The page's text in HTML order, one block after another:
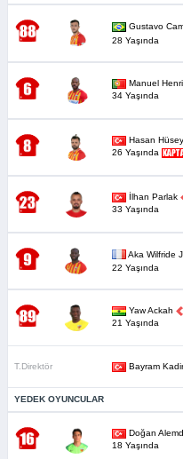
Gustavo
28 Yaşında
Manuel
34 Yaşında
Hasan
26 Yaşında
İlhan Parlak
33 Yaşında
Aka Wilfride
22 Yaşında
Yaw Ackah
21 Yaşında
T.Direktör Bayram
YEDEK OYUNCULAR
Doğan
18 Yaşında